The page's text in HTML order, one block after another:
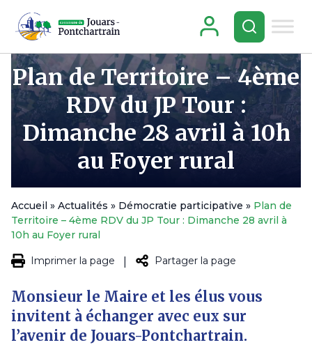
Plan de Territoire – 4ème
RDV du JP Tour :
Dimanche 28 avril à 10h
au Foyer rural
Accueil » Actualités » Démocratie participative » Plan de
Territoire – 4ème RDV du JP Tour : Dimanche 28 avril à
10h au Foyer rural
Imprimer la page Partager la page
Monsieur le Maire et les élus vous
invitent à échanger avec eux sur
l’avenir de Jouars-Pontchartrain.